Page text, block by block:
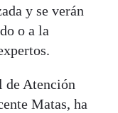
y se verán
o a la
de Atención
Matas, ha